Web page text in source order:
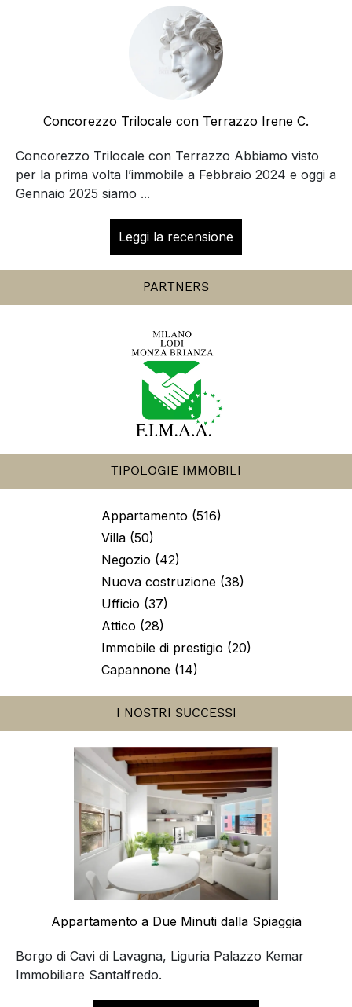
Concorezzo Trilocale con Terrazzo Irene C.
Concorezzo Trilocale con Terrazzo Abbiamo visto
per la prima volta l’immobile a Febbraio 2024 e oggi a
Gennaio 2025 siamo ...
Leggi la recensione
PARTNERS
TIPOLOGIE IMMOBILI
Appartamento (516)
Villa (50)
Negozio (42)
Nuova costruzione (38)
Ufficio (37)
Attico (28)
Immobile di prestigio (20)
Capannone (14)
I NOSTRI SUCCESSI
Appartamento a Due Minuti dalla Spiaggia
Borgo di Cavi di Lavagna, Liguria Palazzo Kemar
Immobiliare Santalfredo.